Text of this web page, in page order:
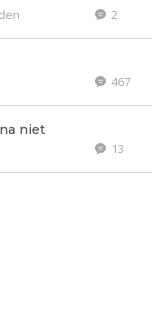
2
467
niet
13